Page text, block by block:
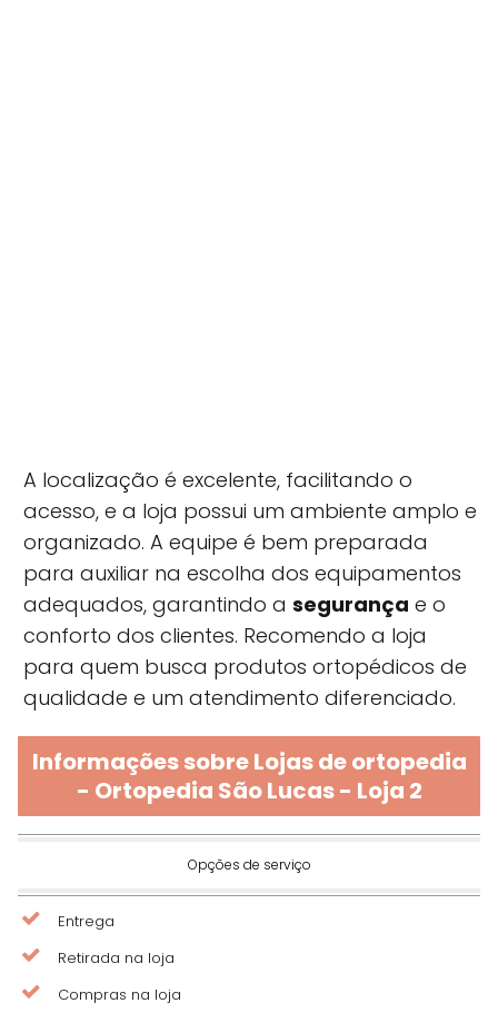
A localização é excelente, facilitando o
acesso, e a loja possui um ambiente amplo e
organizado. A equipe é bem preparada
para auxiliar na escolha dos equipamentos
adequados, garantindo a segurança e o
conforto dos clientes. Recomendo a loja
para quem busca produtos ortopédicos de
qualidade e um atendimento diferenciado.
Informações sobre Lojas de ortopedia
- Ortopedia São Lucas - Loja 2
Opções de serviço
Entrega
Retirada na loja
Compras na loja